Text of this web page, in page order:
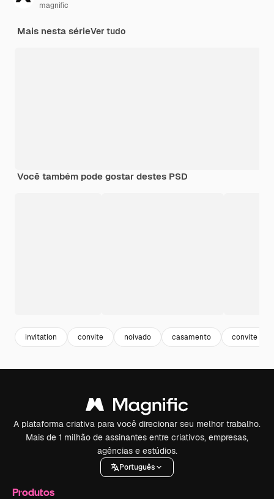
magnific
Mais nesta sérieVer tudo
Você também pode gostar destes PSD
invitation convite noivado casamento convite
A plataforma criativa para você direcionar seu melhor trabalho.
Mais de 1 milhão de assinantes entre criativos, empresas,
agências e estúdios.
Português
Produtos